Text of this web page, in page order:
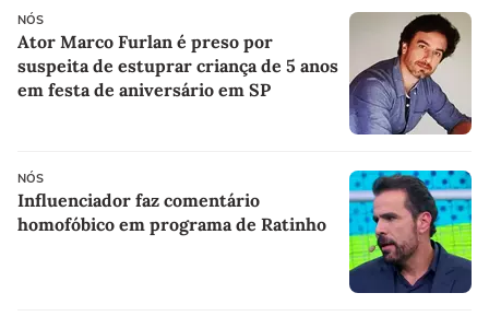
NÓS
Ator Marco Furlan é preso por
suspeita de estuprar criança de 5 anos
em festa de aniversário em SP
NÓS
Influenciador faz comentário
homofóbico em programa de Ratinho